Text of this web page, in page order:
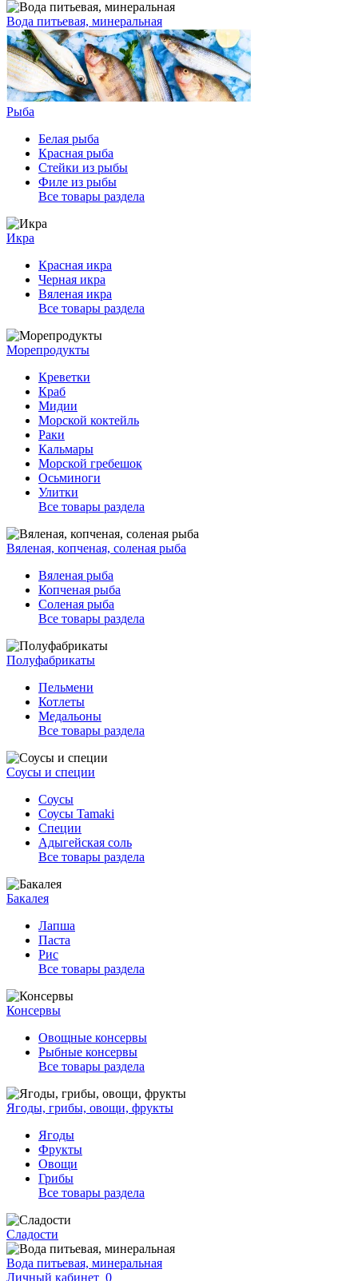
Вода питьевая, минеральная
Рыба
Белая рыба
Красная рыба
Стейки из рыбы
Филе из рыбы
Все товары раздела
Икра
Красная икра
Черная икра
Вяленая икра
Все товары раздела
Морепродукты
Креветки
Краб
Мидии
Морской коктейль
Раки
Кальмары
Морской гребешок
Осьминоги
Улитки
Все товары раздела
Вяленая, копченая, соленая рыба
Вяленая рыба
Копченая рыба
Соленая рыба
Все товары раздела
Полуфабрикаты
Пельмени
Котлеты
Медальоны
Все товары раздела
Соусы и специи
Соусы
Соусы Tamaki
Специи
Адыгейская соль
Все товары раздела
Бакалея
Лапша
Паста
Рис
Все товары раздела
Консервы
Овощные консервы
Рыбные консервы
Все товары раздела
Ягоды, грибы, овощи, фрукты
Ягоды
Фрукты
Овощи
Грибы
Все товары раздела
Сладости
Вода питьевая, минеральная
Личный кабинет 0